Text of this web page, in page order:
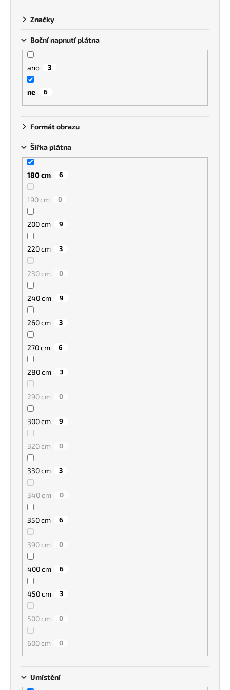
Značky
Boční napnutí plátna
ano 3
ne 6
Formát obrazu
Šířka plátna
180 cm 6
190 cm 0
200 cm 9
220 cm 3
230 cm 0
240 cm 9
260 cm 3
270 cm 6
280 cm 3
290 cm 0
300 cm 9
320 cm 0
330 cm 3
340 cm 0
350 cm 6
390 cm 0
400 cm 6
450 cm 3
500 cm 0
600 cm 0
Umístění